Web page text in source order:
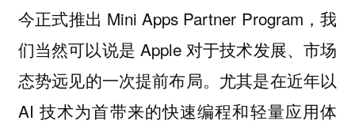
今正式推出 Mini Apps Partner Program，我
们当然可以说是 Apple 对于技术发展、市场
态势远见的一次提前布局。尤其是在近年以
AI 技术为首带来的快速编程和轻量应用体